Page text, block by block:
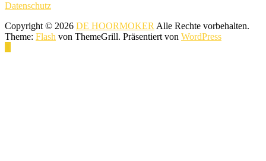
Datenschutz
Copyright © 2026 DE HOORMOKER Alle Rechte vorbehalten.
Theme: Flash von ThemeGrill. Präsentiert von WordPress